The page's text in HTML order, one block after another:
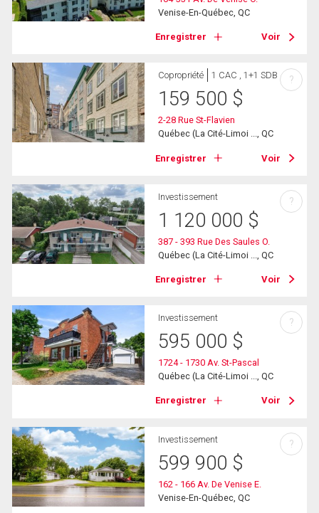
Venise-En-Québec, QC
Enregistrer Voir
Copropriété 1 CAC , 1+1 SDB
159 500 $
2-28 Rue St-Flavien
Québec (La Cité-Limoi ..., QC
Enregistrer Voir
?
Investissement
1 120 000 $
387 - 393 Rue Des Saules O.
Québec (La Cité-Limoi ..., QC
Enregistrer Voir
?
Investissement
595 000 $
1724 - 1730 Av. St-Pascal
Québec (La Cité-Limoi ..., QC
Enregistrer Voir
?
Investissement
599 900 $
162 - 166 Av. De Venise E.
Venise-En-Québec, QC
?